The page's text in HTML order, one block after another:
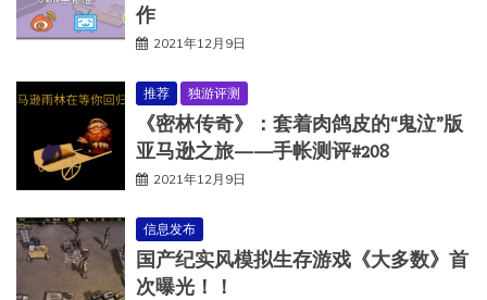
作
2021年12月9日
推荐 独游评测
《密林传奇》：套着肉鸽皮的“鬼泣”版
亚马逊之旅——手帐测评#208
2021年12月9日
信息发布
国产纪实风模拟生存游戏《大多数》首
次曝光！！